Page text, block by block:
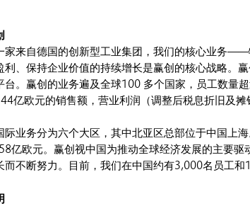
家来自德国的创新型工业集团，我们的核心业务
利、保持企业价值的持续增长是赢创的核心战略。
台。赢创的业务遍及全球100 多个国家，员工数量
亿欧元的销售额，营业利润（调整后税息折旧及摊
际业务分为六个大区，其中北亚区总部位于中国上
亿欧元。赢创视中国为推动全球经济发展的主要驱
而不断努力。目前，我们在中国约有3,000名员工和